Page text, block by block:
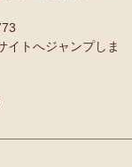
イトへジャンプしま